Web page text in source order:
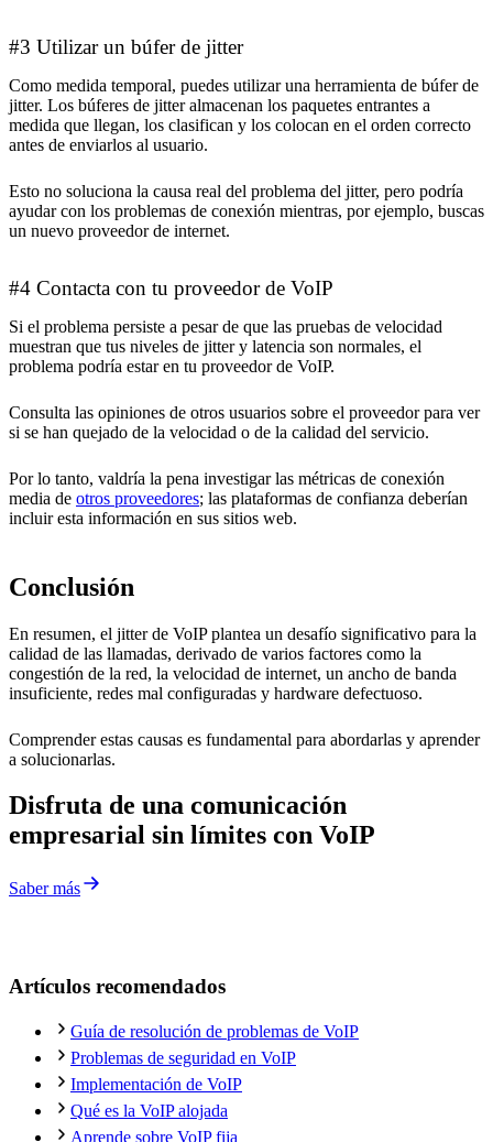
#3 Utilizar un búfer de jitter
Como medida temporal, puedes utilizar una herramienta de búfer de
jitter. Los búferes de jitter almacenan los paquetes entrantes a
medida que llegan, los clasifican y los colocan en el orden correcto
antes de enviarlos al usuario.
Esto no soluciona la causa real del problema del jitter, pero podría
ayudar con los problemas de conexión mientras, por ejemplo, buscas
un nuevo proveedor de internet.
#4 Contacta con tu proveedor de VoIP
Si el problema persiste a pesar de que las pruebas de velocidad
muestran que tus niveles de jitter y latencia son normales, el
problema podría estar en tu proveedor de VoIP.
Consulta las opiniones de otros usuarios sobre el proveedor para ver
si se han quejado de la velocidad o de la calidad del servicio.
Por lo tanto, valdría la pena investigar las métricas de conexión
media de otros proveedores; las plataformas de confianza deberían
incluir esta información en sus sitios web.
Conclusión
En resumen, el jitter de VoIP plantea un desafío significativo para la
calidad de las llamadas, derivado de varios factores como la
congestión de la red, la velocidad de internet, un ancho de banda
insuficiente, redes mal configuradas y hardware defectuoso.
Comprender estas causas es fundamental para abordarlas y aprender
a solucionarlas.
Disfruta de una comunicación
empresarial sin límites con VoIP
Saber más
Artículos recomendados
Guía de resolución de problemas de VoIP
Problemas de seguridad en VoIP
Implementación de VoIP
Qué es la VoIP alojada
Aprende sobre VoIP fija